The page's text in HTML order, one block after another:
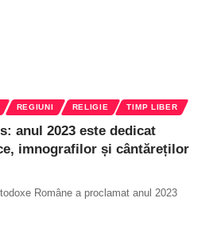
REGIUNI RELIGIE TIMP LIBER
anul 2023 este dedicat
imnografilor și cântăreților
Române a proclamat anul 2023